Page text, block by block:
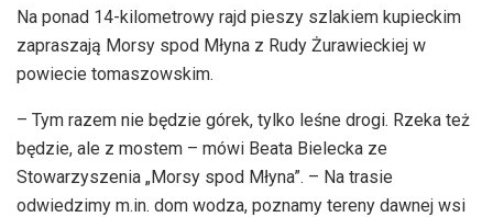
Na ponad 14-kilometrowy rajd pieszy szlakiem kupieckim
zapraszają Morsy spod Młyna z Rudy Żurawieckiej w
powiecie tomaszowskim.
– Tym razem nie będzie górek, tylko leśne drogi. Rzeka też
będzie, ale z mostem – mówi Beata Bielecka ze
Stowarzyszenia „Morsy spod Młyna”. – Na trasie
odwiedzimy m.in. dom wodza, poznamy tereny dawnej wsi